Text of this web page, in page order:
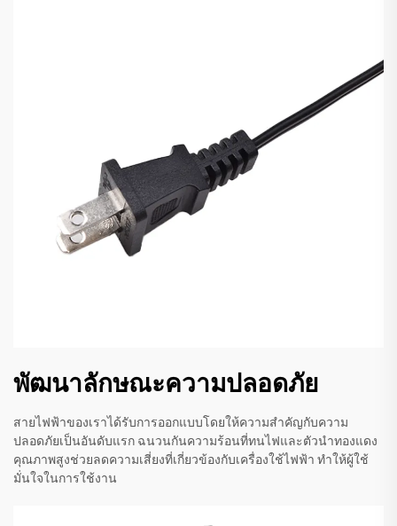
พัฒนาลักษณะความปลอดภัย
สายไฟฟ้าของเราได้รับการออกแบบโดยให้ความสำคัญกับความ
ปลอดภัยเป็นอันดับแรก ฉนวนกันความร้อนที่ทนไฟและตัวนำทองแดง
คุณภาพสูงช่วยลดความเสี่ยงที่เกี่ยวข้องกับเครื่องใช้ไฟฟ้า ทำให้ผู้ใช้
มั่นใจในการใช้งาน